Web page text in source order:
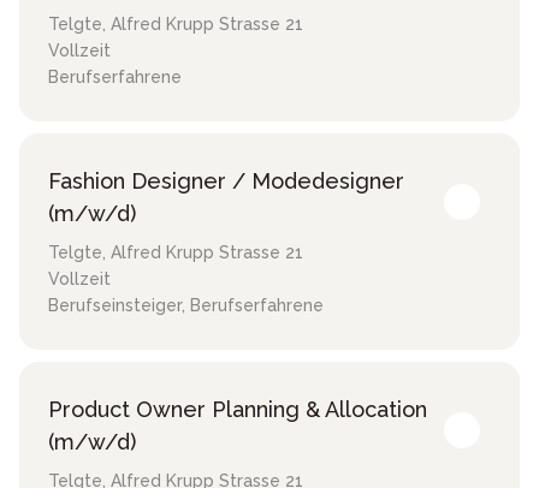
Telgte, Alfred Krupp Strasse 21
Vollzeit
Berufserfahrene
Fashion Designer / Modedesigner
(m/w/d)
Telgte, Alfred Krupp Strasse 21
Vollzeit
Berufseinsteiger, Berufserfahrene
Product Owner Planning & Allocation
(m/w/d)
Telgte, Alfred Krupp Strasse 21